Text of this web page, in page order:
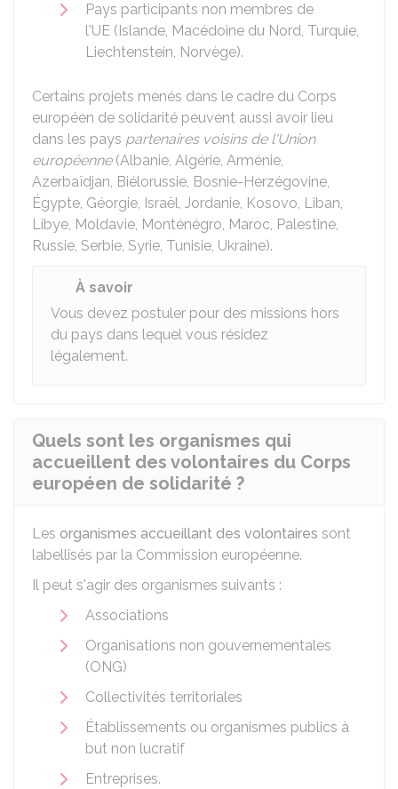
Pays participants non membres de
l'UE (Islande, Macédoine du Nord, Turquie,
Liechtenstein, Norvège).
Certains projets menés dans le cadre du Corps
européen de solidarité peuvent aussi avoir lieu
dans les pays partenaires voisins de l'Union
européenne(Albanie, Algérie, Arménie,
Azerbaïdjan, Biélorussie, Bosnie-Herzégovine,
Égypte, Géorgie, Israël, Jordanie, Kosovo, Liban,
Libye, Moldavie, Monténégro, Maroc, Palestine,
Russie, Serbie, Syrie, Tunisie, Ukraine).
À savoir
Vous devez postuler pour des missions hors
du pays dans lequel vous résidez
légalement.
Quels sont les organismes qui
accueillent des volontaires du Corps
européen de solidarité ?
Les organismes accueillant des volontaires sont
labellisés par la Commission européenne.
Il peut s'agir des organismes suivants :
Associations
Organisations non gouvernementales
(ONG)
Collectivités territoriales
Établissements ou organismes publics à
but non lucratif
Entreprises.